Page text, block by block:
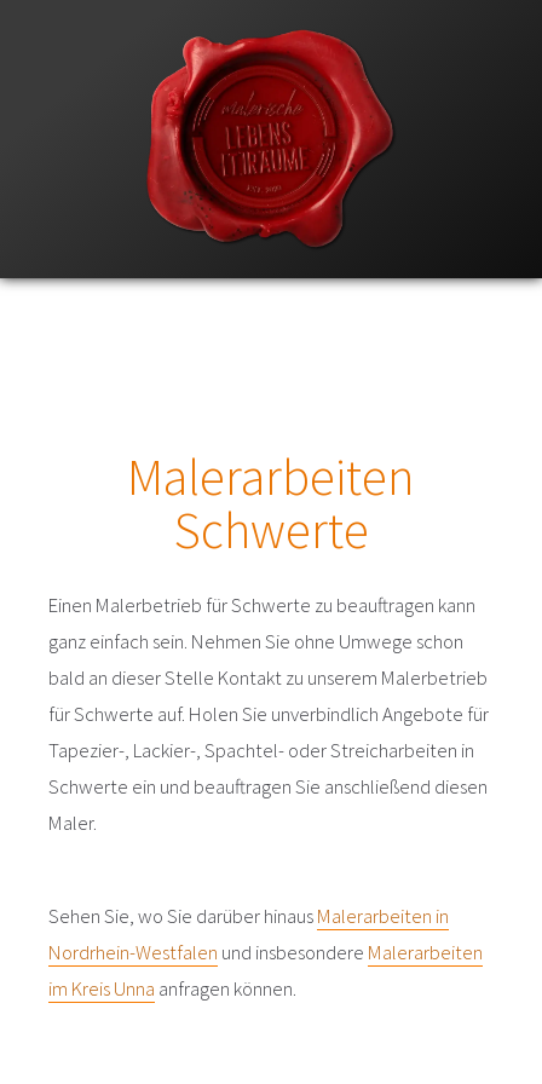
Malerarbeiten
Schwerte
Einen Malerbetrieb für Schwerte zu beauftragen kann
ganz einfach sein. Nehmen Sie ohne Umwege schon
bald an dieser Stelle Kontakt zu unserem Malerbetrieb
für Schwerte auf. Holen Sie unverbindlich Angebote für
Tapezier-, Lackier-, Spachtel- oder Streicharbeiten in
Schwerte ein und beauftragen Sie anschließend diesen
Maler.
Sehen Sie, wo Sie darüber hinausMalerarbeiten in
Nordrhein-Westfalen und insbesondere Malerarbeiten
im Kreis Unna anfragen können.